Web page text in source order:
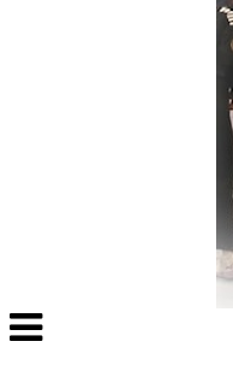
Veksle
navigasjon